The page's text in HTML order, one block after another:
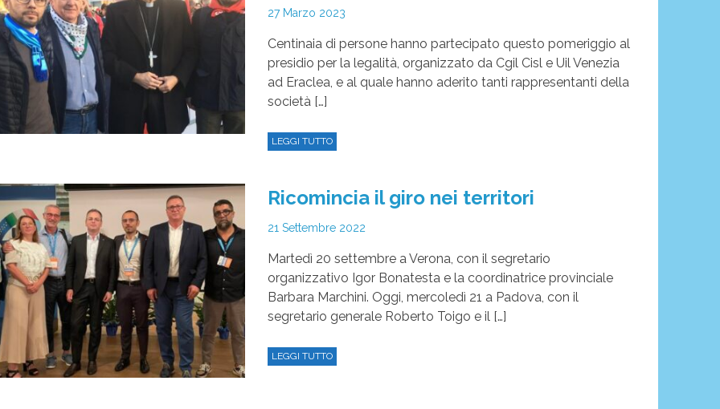
27 Marzo 2023
Centinaia di persone hanno partecipato questo pomeriggio al
presidio per la legalità, organizzato da Cgil Cisl e Uil Venezia
ad Eraclea, e al quale hanno aderito tanti rappresentanti della
società […]
LEGGI TUTTO
Ricomincia il giro nei territori
21 Settembre 2022
Martedì 20 settembre a Verona, con il segretario
organizzativo Igor Bonatesta e la coordinatrice provinciale
Barbara Marchini. Oggi, mercoledì 21 a Padova, con il
segretario generale Roberto Toigo e il […]
LEGGI TUTTO